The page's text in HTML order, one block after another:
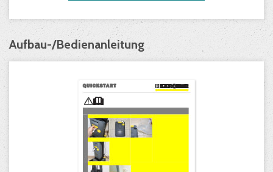
Aufbau-/Bedienanleitung